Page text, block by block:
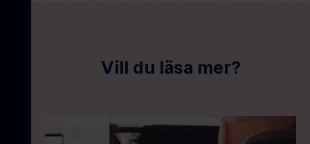
Vill du läsa mer?